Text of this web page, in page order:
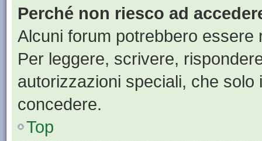
Perché non riesco ad
Alcuni forum potrebbero
Per leggere, scrivere,
autorizzazioni speciali, che solo
concedere.
Top